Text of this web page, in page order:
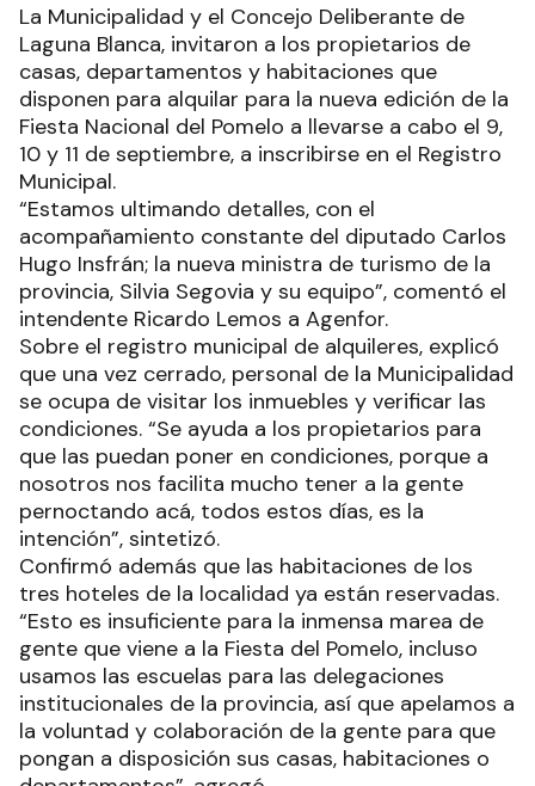
La Municipalidad y el Concejo Deliberante de
Laguna Blanca, invitaron a los propietarios de
casas, departamentos y habitaciones que
disponen para alquilar para la nueva edición de la
Fiesta Nacional del Pomelo a llevarse a cabo el 9,
10 y 11 de septiembre, a inscribirse en el Registro
Municipal.
“Estamos ultimando detalles, con el
acompañamiento constante del diputado Carlos
Hugo Insfrán; la nueva ministra de turismo de la
provincia, Silvia Segovia y su equipo”, comentó el
intendente Ricardo Lemos a Agenfor.
Sobre el registro municipal de alquileres, explicó
que una vez cerrado, personal de la Municipalidad
se ocupa de visitar los inmuebles y verificar las
condiciones. “Se ayuda a los propietarios para
que las puedan poner en condiciones, porque a
nosotros nos facilita mucho tener a la gente
pernoctando acá, todos estos días, es la
intención”, sintetizó.
Confirmó además que las habitaciones de los
tres hoteles de la localidad ya están reservadas.
“Esto es insuficiente para la inmensa marea de
gente que viene a la Fiesta del Pomelo, incluso
usamos las escuelas para las delegaciones
institucionales de la provincia, así que apelamos a
la voluntad y colaboración de la gente para que
pongan a disposición sus casas, habitaciones o